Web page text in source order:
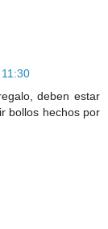
deben estar
bollos hechos por